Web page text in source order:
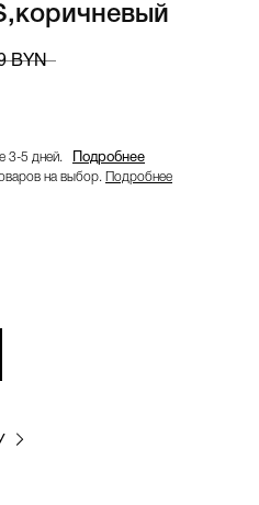
BYN
3-5 дней. Подробнее
на выбор. Подробнее